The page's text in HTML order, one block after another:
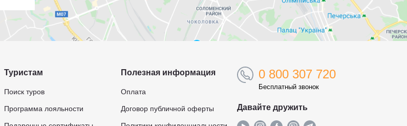
Туристам
Поиск туров
Программа лояльности
Полезная информация
Оплата
Договор публичной оферты
0 800 307 720
Бесплатный звонок
Давайте дружить